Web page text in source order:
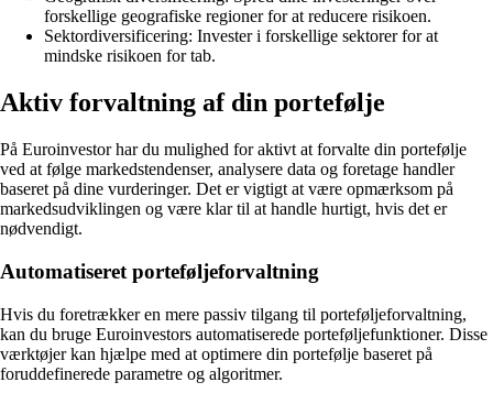
forskellige geografiske regioner for at reducere risikoen.
Sektordiversificering: Invester i forskellige sektorer for at
mindske risikoen for tab.
Aktiv forvaltning af din portefølje
På Euroinvestor har du mulighed for aktivt at forvalte din portefølje
ved at følge markedstendenser, analysere data og foretage handler
baseret på dine vurderinger. Det er vigtigt at være opmærksom på
markedsudviklingen og være klar til at handle hurtigt, hvis det er
nødvendigt.
Automatiseret porteføljeforvaltning
Hvis du foretrækker en mere passiv tilgang til porteføljeforvaltning,
kan du bruge Euroinvestors automatiserede porteføljefunktioner. Disse
værktøjer kan hjælpe med at optimere din portefølje baseret på
foruddefinerede parametre og algoritmer.